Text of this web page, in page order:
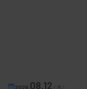
2026. 08.12（水）